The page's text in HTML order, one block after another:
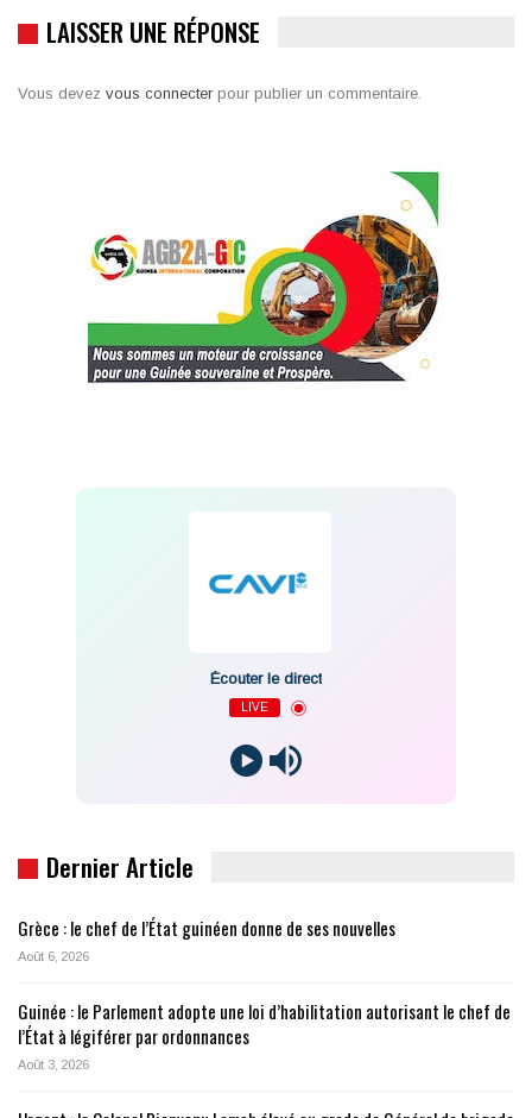
LAISSER UNE RÉPONSE
Vous devez vous connecter pour publier un commentaire.
Écouter le direct
LIVE
Dernier Article
Grèce : le chef de l’État guinéen donne de ses nouvelles
Août 6, 2026
Guinée : le Parlement adopte une loi d’habilitation autorisant le chef de
l’État à légiférer par ordonnances
Août 3, 2026